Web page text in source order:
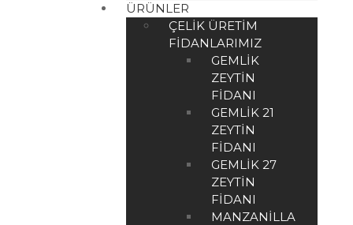
ÜRÜNLER
ÇELIK ÜRETIM
FIDANLARIMIZ
GEMLIK
ZEYTIN
FIDANI
GEMLIK 21
ZEYTIN
FIDANI
GEMLIK 27
ZEYTIN
FIDANI
MANZANILLA